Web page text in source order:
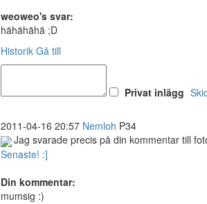
weoweo's svar:
hähähähä ;D
Historik Gå till
Privat inlägg
2011-04-16 20:57 Nemloh P34
Jag svarade precis på din kommentar till
Senaste! :]
Din kommentar:
mumsig :)